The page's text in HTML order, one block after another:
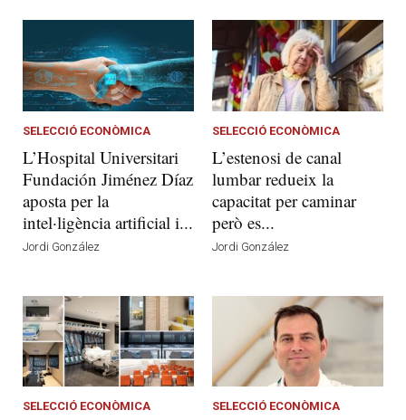
SELECCIÓ ECONÒMICA
L’Hospital Universitari
Fundación Jiménez Díaz
aposta per la
intel·ligència artificial i...
Jordi González
SELECCIÓ ECONÒMICA
L’estenosi de canal
lumbar redueix la
capacitat per caminar
però es...
Jordi González
SELECCIÓ ECONÒMICA SELECCIÓ ECONÒMICA